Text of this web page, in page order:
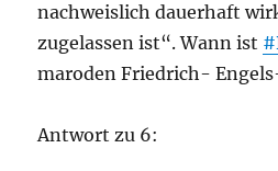
nachweislich dauerhaft
zugelassen ist“. Wann ist
maroden Friedrich-
Antwort zu 6: